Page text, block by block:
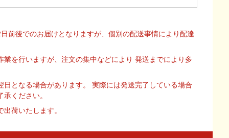
前後でのお届けとなりますが、個別の配送事情により配達
を行いますが、注文の集中などにより 発送までにより多
となる場合があります。 実際には発送完了している場合
ください。
荷いたします。